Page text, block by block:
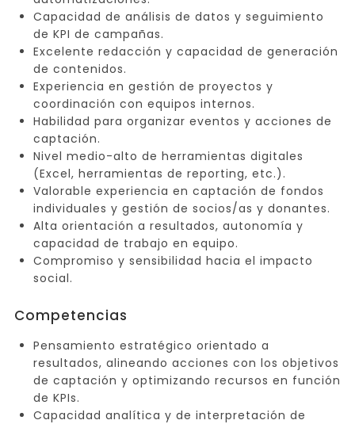
Capacidad de análisis de datos y seguimiento
de KPI de campañas.
Excelente redacción y capacidad de generación
de contenidos.
Experiencia en gestión de proyectos y
coordinación con equipos internos.
Habilidad para organizar eventos y acciones de
captación.
Nivel medio-alto de herramientas digitales
(Excel, herramientas de reporting, etc.).
Valorable experiencia en captación de fondos
individuales y gestión de socios/as y donantes.
Alta orientación a resultados, autonomía y
capacidad de trabajo en equipo.
Compromiso y sensibilidad hacia el impacto
social.
Competencias
Pensamiento estratégico orientado a
resultados, alineando acciones con los objetivos
de captación y optimizando recursos en función
de KPIs.
Capacidad analítica y de interpretación de